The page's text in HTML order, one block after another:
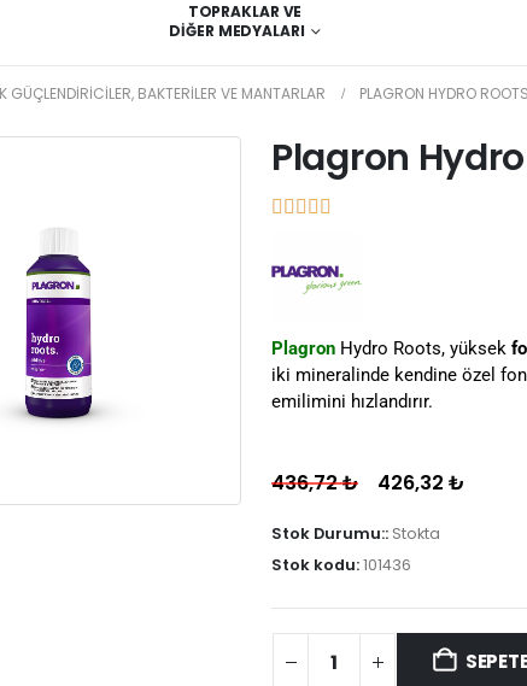
TOPRAKLAR VE
DIĞER MEDYALARI
GÜÇLENDIRICILER, BAKTERILER VE MANTARLAR PLAGRON HYDRO
Plagron
Plagron Hydro Roots, yüksek
iki mineralinde kendine özel
emilimini hızlandırır.
436,72₺ 426,32 ₺
Stok Durumu:: Stokta
Stok kodu:101436